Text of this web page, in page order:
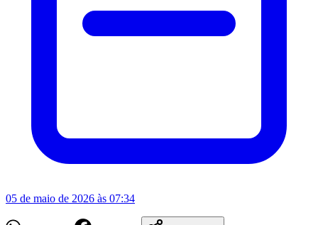
05 de maio de 2026 às 07:34